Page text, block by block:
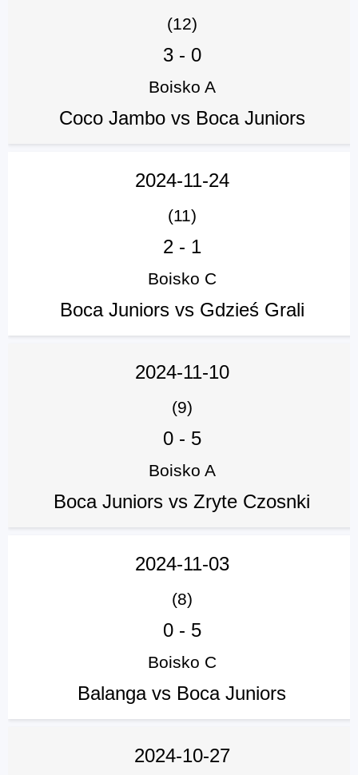
(12)
3- 0
Boisko A
Coco Jambo vs Boca Juniors
2024-11-24
(11)
2- 1
Boisko C
Boca Juniors vs Gdzieś Grali
2024-11-10
(9)
0- 5
Boisko A
Boca Juniors vs Zryte Czosnki
2024-11-03
(8)
0- 5
Boisko C
Balanga vs Boca Juniors
2024-10-27